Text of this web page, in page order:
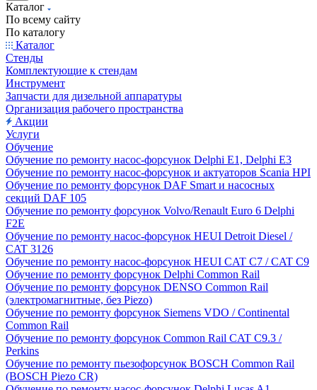
Каталог
По всему сайту
По каталогу
Каталог
Стенды
Комплектующие к стендам
Инструмент
Запчасти для дизельной аппаратуры
Организация рабочего пространства
Акции
Услуги
Обучение
Обучение по ремонту насос-форсунок Delphi E1, Delphi E3
Обучение по ремонту насос-форсунок и актуаторов Scania HPI
Обучение по ремонту форсунок DAF Smart и насосных
секций DAF 105
Обучение по ремонту форсунок Volvo/Renault Euro 6 Delphi
F2E
Обучение по ремонту насос-форсунок HEUI Detroit Diesel /
CAT 3126
Обучение по ремонту насос-форсунок HEUI CAT C7 / CAT C9
Обучение по ремонту форсунок Delphi Common Rail
Обучение по ремонту форсунок DENSO Common Rail
(электромагнитные, без Piezo)
Обучение по ремонту форсунок Siemens VDO / Continental
Common Rail
Обучение по ремонту форсунок Common Rail CAT C9.3 /
Perkins
Обучение по ремонту пьезофорсунок BOSCH Common Rail
(BOSCH Piezo CR)